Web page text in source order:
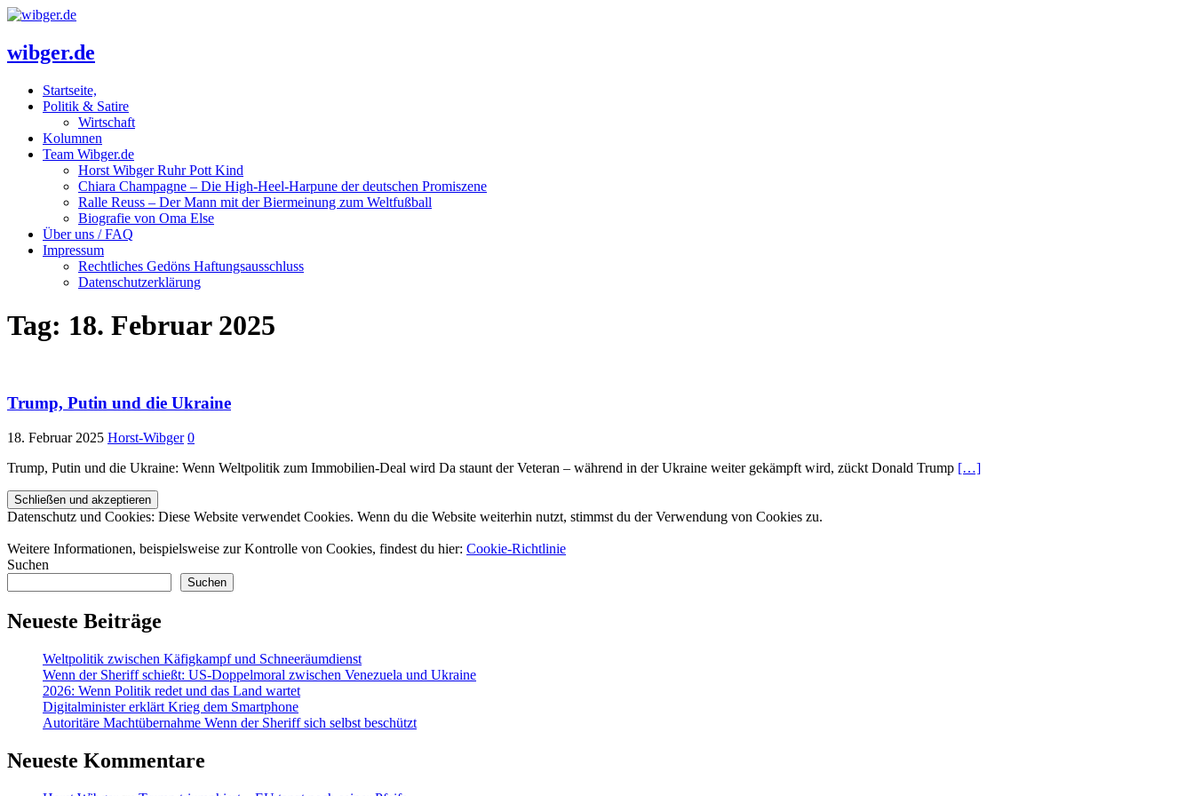
wibger.de
Startseite,
Politik & Satire
Wirtschaft
Kolumnen
Team Wibger.de
Horst Wibger Ruhr Pott Kind
Chiara Champagne – Die High-Heel-Harpune der deutschen Promiszene
Ralle Reuss – Der Mann mit der Biermeinung zum Weltfußball
Biografie von Oma Else
Über uns / FAQ
Impressum
Rechtliches Gedöns Haftungsausschluss
Datenschutzerklärung
Tag: 18. Februar 2025
Trump, Putin und die Ukraine
18. Februar 2025 Horst-Wibger 0
Trump, Putin und die Ukraine: Wenn Weltpolitik zum Immobilien-Deal wird Da staunt der Veteran – während in der Ukraine weiter gekämpft wird, zückt Donald Trump […]
Datenschutz und Cookies: Diese Website verwendet Cookies. Wenn du die Website weiterhin nutzt, stimmst du der Verwendung von Cookies zu.
Weitere Informationen, beispielsweise zur Kontrolle von Cookies, findest du hier: Cookie-Richtlinie
Suchen
Suchen
Neueste Beiträge
Weltpolitik zwischen Käfigkampf und Schneeräumdienst
Wenn der Sheriff schießt: US-Doppelmoral zwischen Venezuela und Ukraine
2026: Wenn Politik redet und das Land wartet
Digitalminister erklärt Krieg dem Smartphone
Autoritäre Machtübernahme Wenn der Sheriff sich selbst beschützt
Neueste Kommentare